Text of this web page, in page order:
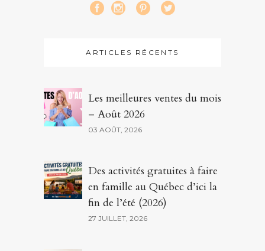
ARTICLES RÉCENTS
Les meilleures ventes du mois
– Août 2026
03 AOÛT, 2026
Des activités gratuites à faire
en famille au Québec d’ici la
fin de l’été (2026)
27 JUILLET, 2026